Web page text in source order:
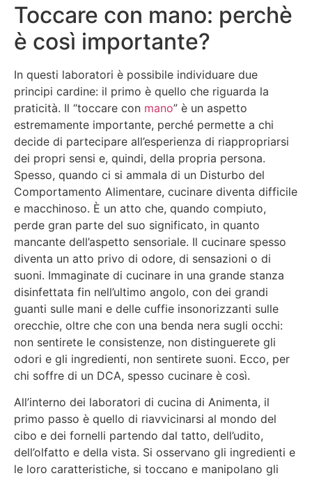
Toccare con mano: perchè
è così importante?
In questi laboratori è possibile individuare due
principi cardine: il primo è quello che riguarda la
praticità. Il “toccare con mano” è un aspetto
estremamente importante, perché permette a chi
decide di partecipare all’esperienza di riappropriarsi
dei propri sensi e, quindi, della propria persona.
Spesso, quando ci si ammala di un Disturbo del
Comportamento Alimentare, cucinare diventa difficile
e macchinoso. È un atto che, quando compiuto,
perde gran parte del suo significato, in quanto
mancante dell’aspetto sensoriale. Il cucinare spesso
diventa un atto privo di odore, di sensazioni o di
suoni. Immaginate di cucinare in una grande stanza
disinfettata fin nell’ultimo angolo, con dei grandi
guanti sulle mani e delle cuffie insonorizzanti sulle
orecchie, oltre che con una benda nera sugli occhi:
non sentirete le consistenze, non distinguerete gli
odori e gli ingredienti, non sentirete suoni. Ecco, per
chi soffre di un DCA, spesso cucinare è così.
All’interno dei laboratori di cucina di Animenta, il
primo passo è quello di riavvicinarsi al mondo del
cibo e dei fornelli partendo dal tatto, dell’udito,
dell’olfatto e della vista. Si osservano gli ingredienti e
le loro caratteristiche, si toccano e manipolano gli